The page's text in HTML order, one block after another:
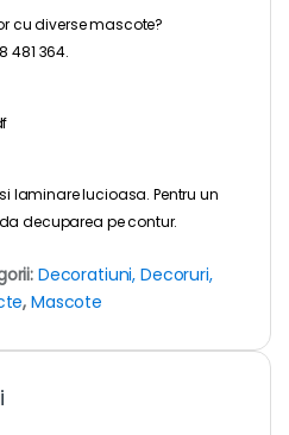
cu diverse mascote?
481 364.
laminare lucioasa. Pentru un
decuparea pe contur.
Decoratiuni, Decoruri,
,Mascote